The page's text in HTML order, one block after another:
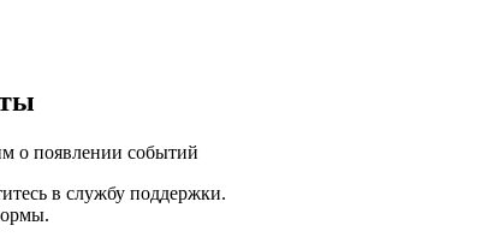
о появлении событий
в службу поддержки.